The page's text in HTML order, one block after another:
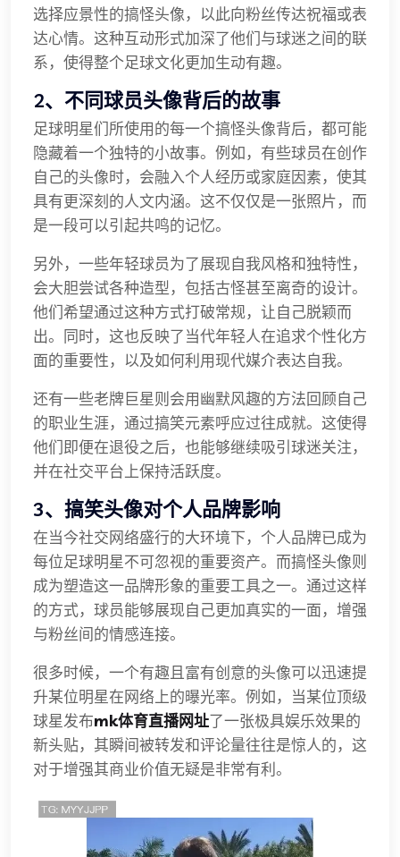
选择应景性的搞怪头像，以此向粉丝传达祝福或表
达心情。这种互动形式加深了他们与球迷之间的联
系，使得整个足球文化更加生动有趣。
2、不同球员头像背后的故事
足球明星们所使用的每一个搞怪头像背后，都可能
隐藏着一个独特的小故事。例如，有些球员在创作
自己的头像时，会融入个人经历或家庭因素，使其
具有更深刻的人文内涵。这不仅仅是一张照片，而
是一段可以引起共鸣的记忆。
另外，一些年轻球员为了展现自我风格和独特性，
会大胆尝试各种造型，包括古怪甚至离奇的设计。
他们希望通过这种方式打破常规，让自己脱颖而
出。同时，这也反映了当代年轻人在追求个性化方
面的重要性，以及如何利用现代媒介表达自我。
还有一些老牌巨星则会用幽默风趣的方法回顾自己
的职业生涯，通过搞笑元素呼应过往成就。这使得
他们即便在退役之后，也能够继续吸引球迷关注，
并在社交平台上保持活跃度。
3、搞笑头像对个人品牌影响
在当今社交网络盛行的大环境下，个人品牌已成为
每位足球明星不可忽视的重要资产。而搞怪头像则
成为塑造这一品牌形象的重要工具之一。通过这样
的方式，球员能够展现自己更加真实的一面，增强
与粉丝间的情感连接。
很多时候，一个有趣且富有创意的头像可以迅速提
升某位明星在网络上的曝光率。例如，当某位顶级
球星发布mk体育直播网址了一张极具娱乐效果的
新头贴，其瞬间被转发和评论量往往是惊人的，这
对于增强其商业价值无疑是非常有利。